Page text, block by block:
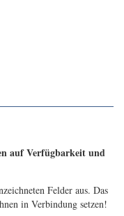
auf Verfügbarkeit und
Felder aus. Das
in Verbindung setzen!